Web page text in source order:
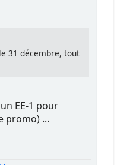
31 décembre, tout
EE-1 pour
promo) ...